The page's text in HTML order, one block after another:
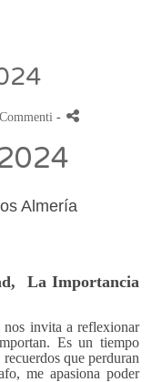
-
Almería
La Importancia
nos invita a reflexionar
Es un tiempo
que perduran
me apasiona poder